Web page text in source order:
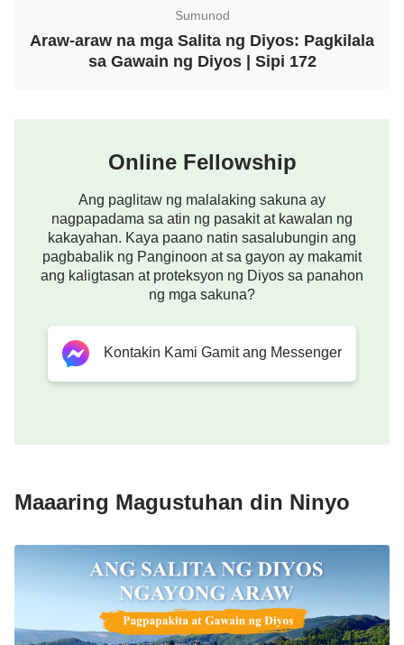
Sumunod
Araw-araw na mga Salita ng Diyos: Pagkilala
sa Gawain ng Diyos | Sipi 172
Online Fellowship
Ang paglitaw ng malalaking sakuna ay
nagpapadama sa atin ng pasakit at kawalan ng
kakayahan. Kaya paano natin sasalubungin ang
pagbabalik ng Panginoon at sa gayon ay makamit
ang kaligtasan at proteksyon ng Diyos sa panahon
ng mga sakuna?
Kontakin Kami Gamit ang Messenger
Maaaring Magustuhan din Ninyo